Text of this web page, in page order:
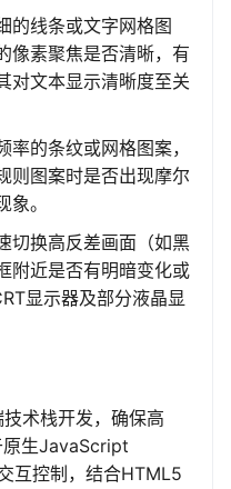
的线条或文字网格图
像素聚焦是否清晰，有
对文本显示清晰度至关
率的条纹或网格图案，
则图案时是否出现摩尔
。
切换高反差画面（如黑
附近是否有明暗变化或
显示器及部分液晶显
术栈开发，确保高
原生JavaScript
互控制，结合HTML5